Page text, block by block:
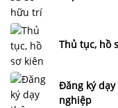
Thủ tục, hồ
Đăng ký
nghiệp